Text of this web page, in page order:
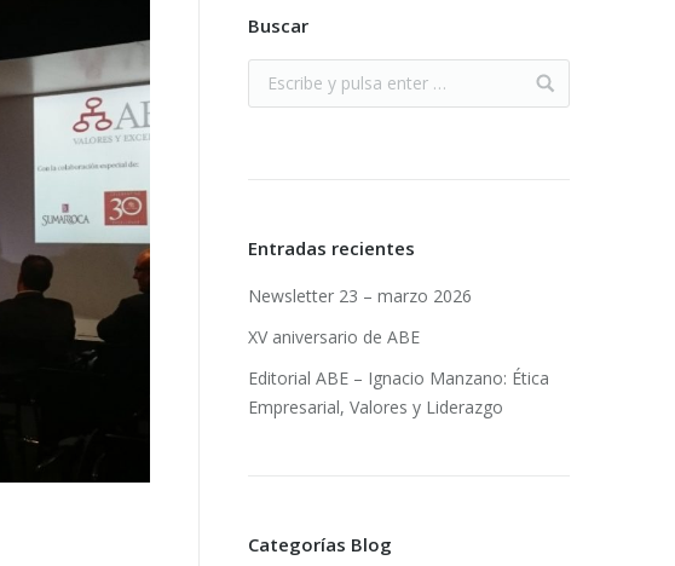
Buscar
Entradas recientes
Newsletter 23 – marzo 2026
XV aniversario de ABE
Editorial ABE – Ignacio Manzano: Ética
Empresarial, Valores y Liderazgo
Categorías Blog